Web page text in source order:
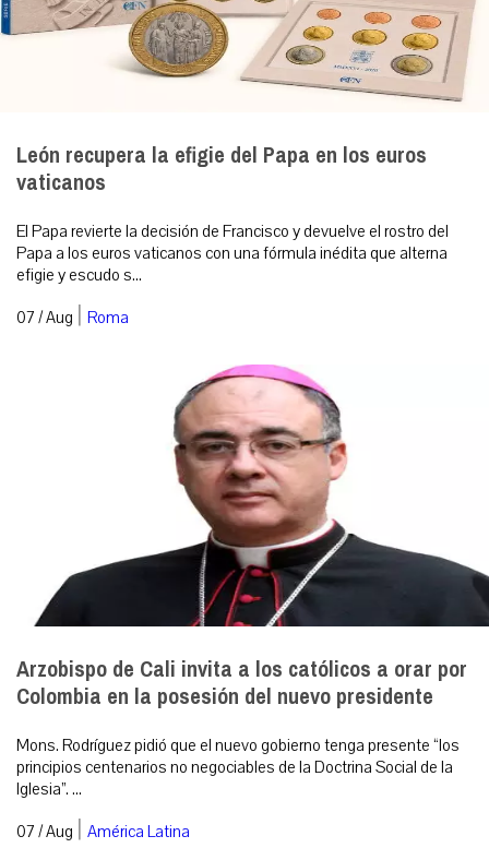
León recupera la efigie del Papa en los euros
vaticanos
El Papa revierte la decisión de Francisco y devuelve el rostro del
Papa a los euros vaticanos con una fórmula inédita que alterna
efigie y escudo s...
07 / Aug | Roma
Arzobispo de Cali invita a los católicos a orar por
Colombia en la posesión del nuevo presidente
Mons. Rodríguez pidió que el nuevo gobierno tenga presente “los
principios centenarios no negociables de la Doctrina Social de la
Iglesia”. ...
07 / Aug | América Latina